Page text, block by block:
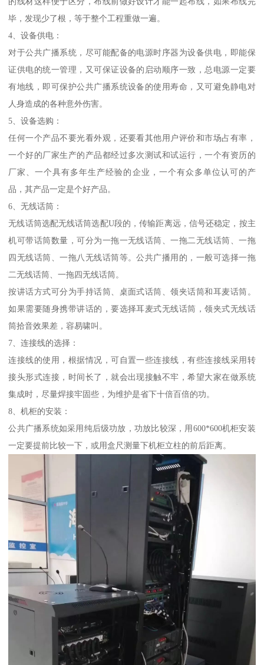
毕，发现少了根，等于整个工程重做一遍。
4、设备供电：
对于公共广播系统，尽可能配备的电源时序器为设备供电，即能保
证供电的统一管理，又可保证设备的启动顺序一致，总电源一定要
有地线，即可保护公共广播系统设备的使用寿命，又可避免静电对
人身造成的各种意外伤害。
5、设备选购：
任何一个产品不要光看外观，还要看其他用户评价和市场占有率，
一个好的厂家生产的产品都经过多次测试和试运行，一个有资历的
厂家、一个具有多年生产经验的企业，一个有众多单位认可的产
品，其产品一定是个好产品。
6、无线话筒：
无线话筒选配无线话筒选配U段的，传输距离远，信号还稳定，按主
机可带话筒数量，可分为一拖一无线话筒、一拖二无线话筒、一拖
四无线话筒、一拖八无线话筒等。公共广播用的，一般可选择一拖
二无线话筒、一拖四无线话筒。
按讲话方式可分为手持话筒、桌面式话筒、领夹话筒和耳麦话筒。
如果需要随身携带讲话的，要选择耳麦式无线话筒，领夹式无线话
筒拾音效果差，容易啸叫。
7、连接线的选择：
连接线的使用，根据情况，可自置一些连接线，有些连接线采用转
接头形式连接，时间长了，就会出现接触不牢，希望大家在做系统
集成时，尽量焊接牢固些，为维护是省下十倍百倍的功。
8、机柜的安装：
公共广播系统如采用纯后级功放，功放比较深，用600*600机柜安装
一定要提前比较一下，或用盒尺测量下机柜立柱的前后距离。